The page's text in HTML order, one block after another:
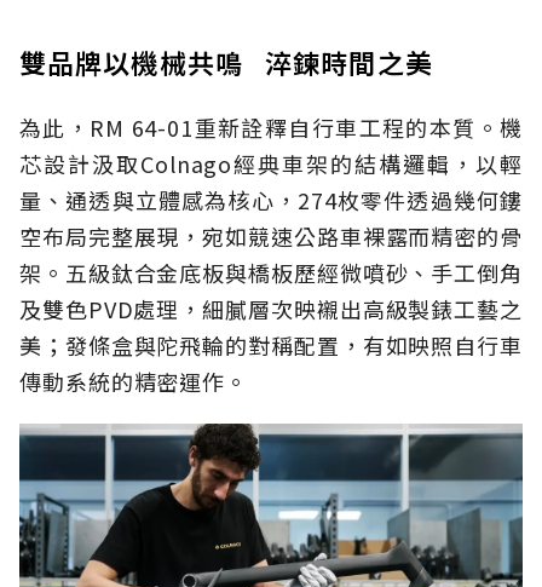
雙品牌以機械共鳴 淬鍊時間之美
為此，RM 64-01重新詮釋自行車工程的本質。機
芯設計汲取Colnago經典車架的結構邏輯，以輕
量、通透與立體感為核心，274枚零件透過幾何鏤
空布局完整展現，宛如競速公路車裸露而精密的骨
架。五級鈦合金底板與橋板歷經微噴砂、手工倒角
及雙色PVD處理，細膩層次映襯出高級製錶工藝之
美；發條盒與陀飛輪的對稱配置，有如映照自行車
傳動系統的精密運作。